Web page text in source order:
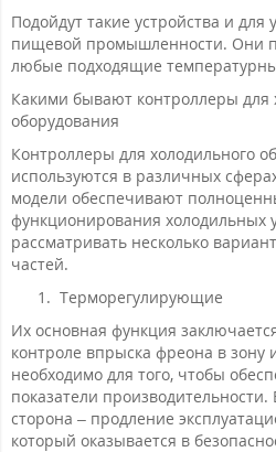
Подойдут такие устройства и для
пищевой промышленности. Они
любые подходящие
Какими бывают контроллеры для
оборудования
Контроллеры для холодильного
используются в различных
модели обеспечивают
функционирования холодильных
рассматривать несколько
частей.
Терморегулирующие
Их основная функция
контроле впрыска фреона в зону
необходимо для того, чтобы
показатели
сторона – продление
который оказывается в